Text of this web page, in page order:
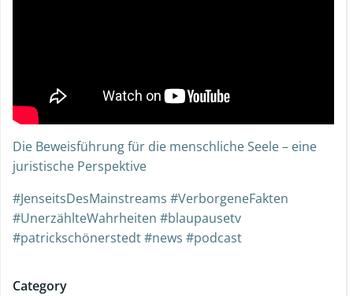
Die Beweisführung für die menschliche Seele – eine
juristische Perspektive
#JenseitsDesMainstreams #VerborgeneFakten
#UnerzählteWahrheiten #blaupausetv
#patrickschönerstedt #news #podcast
Category